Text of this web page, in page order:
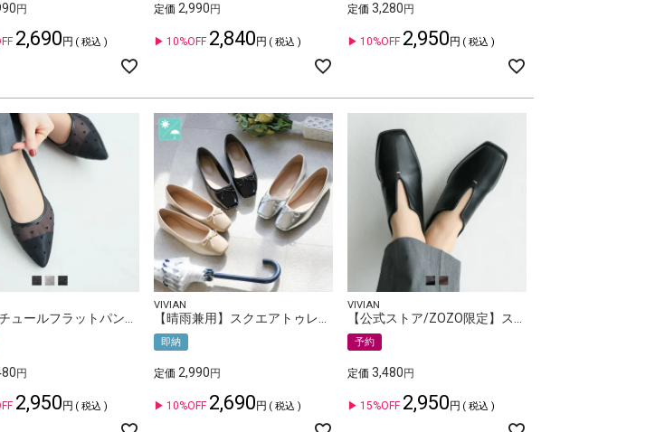
2,690 税込
定価 2,990
10%OFF 2,840 税込
定価 3,280
10%OFF 2,950 税込
2,950 税込
VIVIAN
即納
定価 2,990
10%OFF 2,690 税込
VIVIAN
予約
定価 3,480
15%OFF 2,950 税込